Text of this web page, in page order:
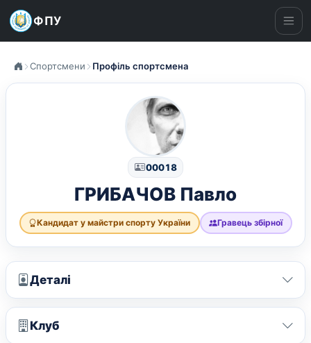
ФПУ
Спортсмени Профіль спортсмена
00018
ГРИБАЧОВ Павло
Кандидат у майстри спорту України Гравець збірної
Деталі
Клуб